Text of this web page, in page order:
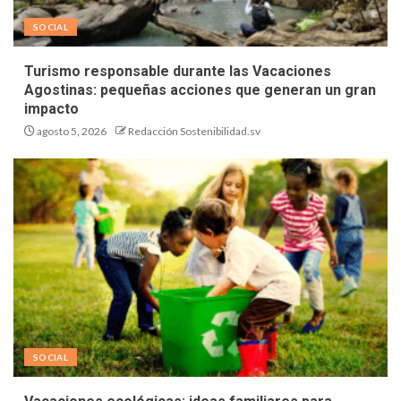
SOCIAL
Turismo responsable durante las Vacaciones
Agostinas: pequeñas acciones que generan un gran
impacto
agosto 5, 2026 Redacción Sostenibilidad.sv
SOCIAL